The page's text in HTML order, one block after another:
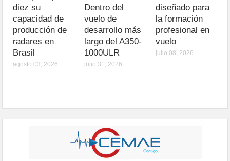
diez su
capacidad de
producción de
radares en
Brasil
agosto 03, 2026
Dentro del
vuelo de
desarrollo más
largo del A350-
1000ULR
julio 31, 2026
diseñado para
la formación
profesional en
vuelo
julio 08, 2026